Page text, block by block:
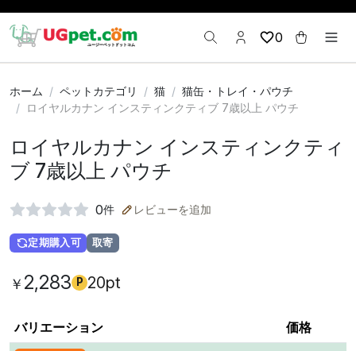
0
ホーム ペットカテゴリ 猫
猫缶・トレイ・パウチ
ロイヤルカナン インスティンクティブ 7歳以上 パウチ
ロイヤルカナン インスティンクティ
ブ 7歳以上 パウチ
0件 レビューを追加
定期購入可 取寄
￥ 2,283 P 20pt
バリエーション 価格